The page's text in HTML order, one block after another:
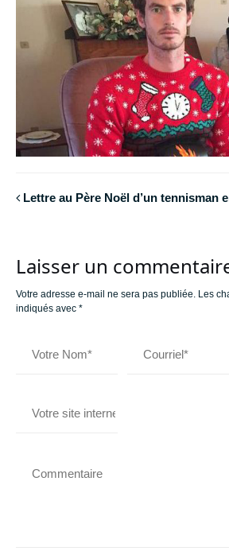
Lettre au Père Noël d’un tennisman
Laisser un
Votre adresse e-mail ne sera pas publiée. Les
indiqués avec *